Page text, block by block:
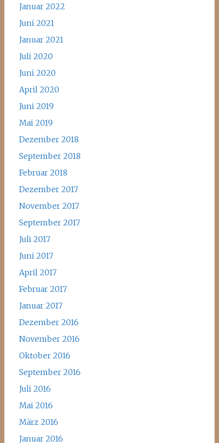
Januar 2022
Juni 2021
Januar 2021
Juli 2020
Juni 2020
April 2020
Juni 2019
Mai 2019
Dezember 2018
September 2018
Februar 2018
Dezember 2017
November 2017
September 2017
Juli 2017
Juni 2017
April 2017
Februar 2017
Januar 2017
Dezember 2016
November 2016
Oktober 2016
September 2016
Juli 2016
Mai 2016
März 2016
Januar 2016